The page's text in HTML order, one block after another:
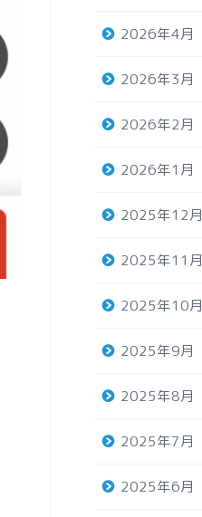
2026年4月
2026年3月
2026年2月
2026年1月
2025年12月
2025年11月
2025年10月
2025年9月
2025年8月
2025年7月
2025年6月